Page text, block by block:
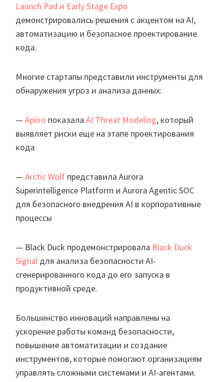
Launch Pad и Early Stage Expo
демонстрировались решения с акцентом на AI,
автоматизацию и безопасное проектирование
кода.
Многие стартапы представили инструменты для
обнаружения угроз и анализа данных:
— Apiiro показала AI Threat Modeling, который
выявляет риски еще на этапе проектирования
кода
— Arctic Wolf представила Aurora
Superintelligence Platform и Aurora Agentic SOC
для безопасного внедрения AI в корпоративные
процессы
— Black Duck продемонстрировала Black Duck
Signal для анализа безопасности AI-
сгенерированного кода до его запуска в
продуктивной среде.
Большинство инноваций направлены на
ускорение работы команд безопасности,
повышение автоматизации и создание
инструментов, которые помогают организациям
управлять сложными системами и AI-агентами.